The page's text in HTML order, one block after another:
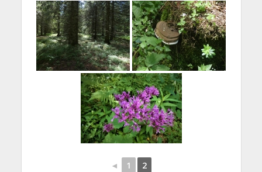
◄ 1 2